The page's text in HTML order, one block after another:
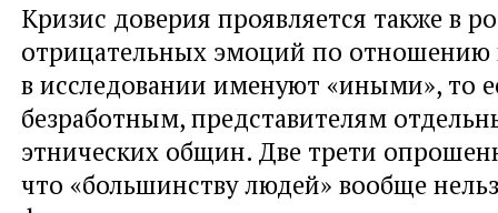
Кризис доверия проявляется также в
отрицательных эмоций по отношению
в исследовании именуют «иными», то
безработным, представителям
этнических общин. Две трети
что «большинству людей» вообще